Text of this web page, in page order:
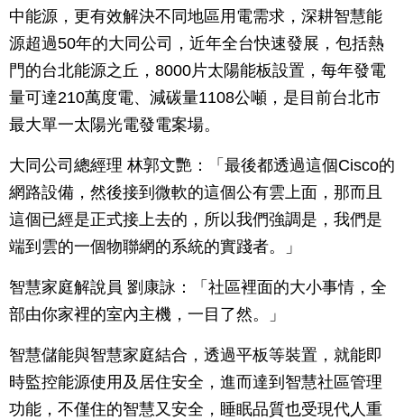
中能源，更有效解決不同地區用電需求，深耕智慧能
源超過50年的大同公司，近年全台快速發展，包括熱
門的台北能源之丘，8000片太陽能板設置，每年發電
量可達210萬度電、減碳量1108公噸，是目前台北市
最大單一太陽光電發電案場。
大同公司總經理 林郭文艷：「最後都透過這個Cisco的
網路設備，然後接到微軟的這個公有雲上面，那而且
這個已經是正式接上去的，所以我們強調是，我們是
端到雲的一個物聯網的系統的實踐者。」
智慧家庭解說員 劉康詠：「社區裡面的大小事情，全
部由你家裡的室內主機，一目了然。」
智慧儲能與智慧家庭結合，透過平板等裝置，就能即
時監控能源使用及居住安全，進而達到智慧社區管理
功能，不僅住的智慧又安全，睡眠品質也受現代人重